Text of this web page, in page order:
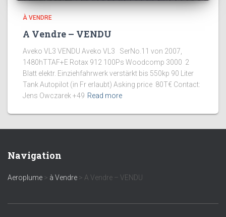
À VENDRE
A Vendre – VENDU
Aveko VL3 VENDU Aveko VL3 SerNo.11 von 2007,
1480hTTAF+E Rotax 912 100Ps Woodcomp 3000 2
Blatt elektr. Einziehfahrwerk verstärkt bis 550kp 90 Liter
Tank Autopilot (in Fr erlaubt) Asking price 80T€ Contact:
Jens Owczarek +49 Read more
Navigation
Aeroplume > à Vendre > A Vendre – VENDU